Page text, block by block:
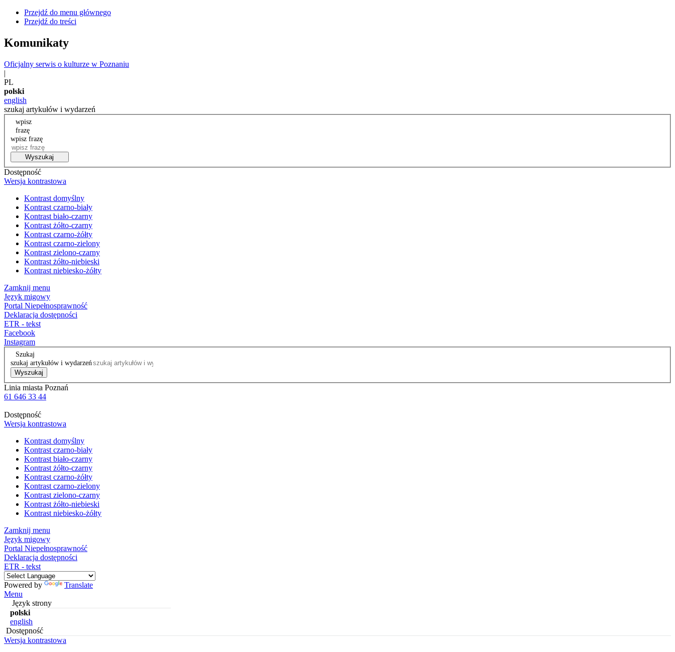
Przejdź do menu głównego
Przejdź do treści
Komunikaty
Oficjalny serwis o kulturze w Poznaniu
|
PL
polski
english
szukaj artykułów i wydarzeń
wpisz
frazę
wpisz frazę
Wyszukaj
Dostępność
Wersja kontrastowa
Kontrast domyślny
Kontrast czarno-biały
Kontrast biało-czarny
Kontrast żółto-czarny
Kontrast czarno-żółty
Kontrast czarno-zielony
Kontrast zielono-czarny
Kontrast żółto-niebieski
Kontrast niebiesko-żółty
Zamknij menu
Język migowy
Portal Niepełnosprawność
Deklaracja dostępności
ETR - tekst
Facebook
Instagram
Szukaj
szukaj artykułów i wydarzeń
Wyszukaj
Linia miasta Poznań
61 646 33 44
Dostępność
Wersja kontrastowa
Kontrast domyślny
Kontrast czarno-biały
Kontrast biało-czarny
Kontrast żółto-czarny
Kontrast czarno-żółty
Kontrast czarno-zielony
Kontrast zielono-czarny
Kontrast żółto-niebieski
Kontrast niebiesko-żółty
Zamknij menu
Język migowy
Portal Niepełnosprawność
Deklaracja dostępności
ETR - tekst
Powered by
Translate
Menu
Język strony
polski
english
Dostępność
Wersja kontrastowa